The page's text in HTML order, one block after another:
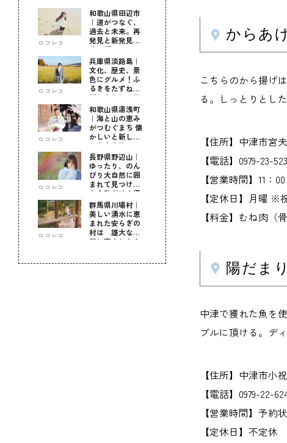
ロコレコ
和歌山県田辺市
｜道がつなぐ、
過去と未来。再
発見と新発見の
待つ街へ
ロコレコ
兵庫県淡路島｜
文化、歴史、景
色にグルメ！ふ
るきをたずねて
新しきを知る旅
ロコレコ
和歌山県湯浅町
｜海と山の恵み
がつむぐまち 懐
かしいと新しい
に出会う旅
ロコレコ
長野県野辺山｜
ゆったり、のん
びり大自然に囲
まれて見つけ
た！私だけの優
しい自分時間
ロコレコ
群馬県川場村｜
美しい湧水に恵
まれた安らぎの
村は 雄大な自
然に育まれた心
からあ
こちらのから揚げ
る。しっとりとし
【住所】中津市宮
【電話】0979-23-
【営業時間】11：
【定休日】月曜 ※
【料金】むね肉（
陽だま
中津で獲れた魚を
ブルに頂ける。デ
【住所】中津市小
【電話】0979-22-
【営業時間】予約
【定休日】不定休